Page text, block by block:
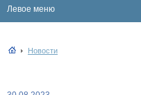
Левое меню
Новости